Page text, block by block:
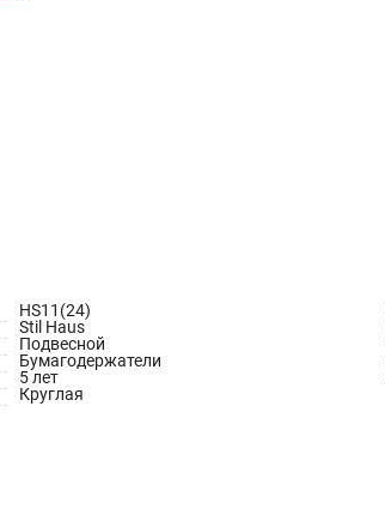
HS11(24)
Stil Haus
Подвесной
Бумагодержатели
5 лет
Круглая